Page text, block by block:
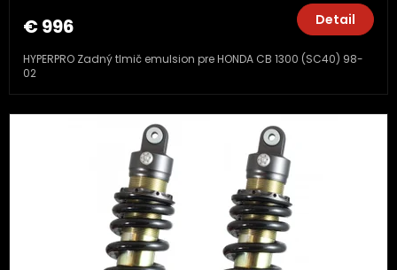
€ 996 Detail
HYPERPRO Zadný tlmič emulsion pre HONDA CB 1300 (SC40) 98-
02